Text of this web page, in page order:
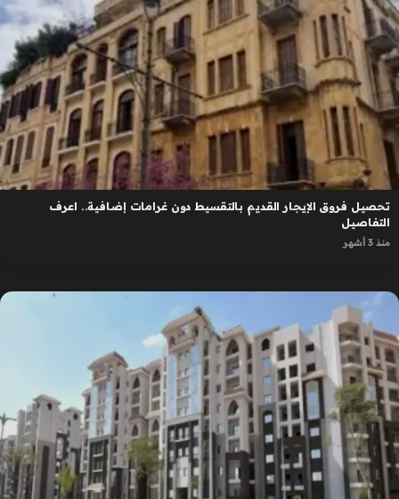
تحصيل فروق الإيجار القديم بالتقسيط دون غرامات إضافية.. اعرف
التفاصيل
منذ 3 أشهر